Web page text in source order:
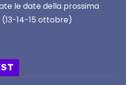
le date della prossima
(13-14-15 ottobre)